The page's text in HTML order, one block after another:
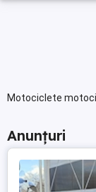
Motociclete
Anunțuri